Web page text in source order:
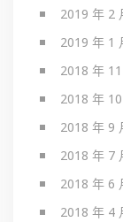
2019 年 2
2019 年 1
2018 年
2018 年
2018 年 9
2018 年 7
2018 年 6
2018 年 4